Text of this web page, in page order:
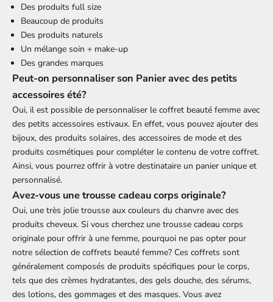
Des produits full size
Beaucoup de produits
Des produits naturels
Un mélange soin + make-up
Des grandes marques
Peut-on personnaliser son Panier avec des petits
accessoires été?
Oui, il est possible de personnaliser le coffret beauté femme avec
des petits accessoires estivaux. En effet, vous pouvez ajouter des
bijoux, des produits solaires, des accessoires de mode et des
produits cosmétiques pour compléter le contenu de votre coffret.
Ainsi, vous pourrez offrir à votre destinataire un panier unique et
personnalisé.
Avez-vous une trousse cadeau corps originale?
Oui, une très jolie trousse aux couleurs du chanvre avec des
produits cheveux. Si vous cherchez une trousse cadeau corps
originale pour offrir à une femme, pourquoi ne pas opter pour
notre sélection de coffrets beauté femme? Ces coffrets sont
généralement composés de produits spécifiques pour le corps,
tels que des crèmes hydratantes, des gels douche, des sérums,
des lotions, des gommages et des masques. Vous avez